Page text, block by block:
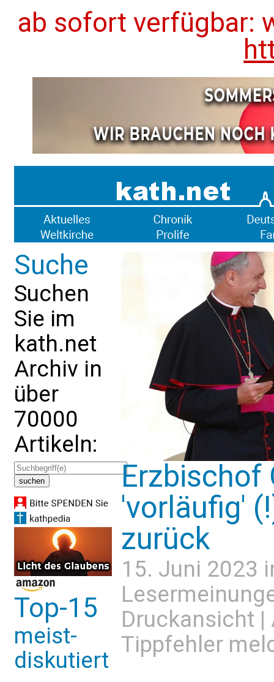
ab sofort verfügbar:
Suche
Suchen
Sie im
kath.net
Archiv in
über
70000
Artikeln:
Top-15
meist-
diskutiert
Erzbischof
'vorläufig'
zurück
15. Juni 2023
Druckansicht |
Tippfehler